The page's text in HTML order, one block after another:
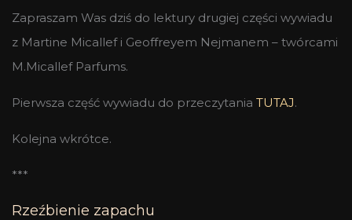
Zapraszam Was dziś do lektury drugiej części wywiadu
z Martine Micallef i Geoffreyem Nejmanem – twórcami
M.Micallef Parfums.
Pierwsza część wywiadu do przeczytania TUTAJ.
Kolejna wkrótce.
***
Rzeźbienie zapachu